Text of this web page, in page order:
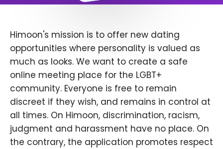
Himoon's mission is to offer new dating
opportunities where personality is valued as
much as looks. We want to create a safe
online meeting place for the LGBT+
community. Everyone is free to remain
discreet if they wish, and remains in control at
all times. On Himoon, discrimination, racism,
judgment and harassment have no place. On
the contrary, the application promotes respect